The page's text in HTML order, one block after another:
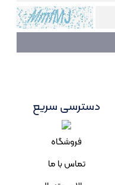
دسترسی سریع
فروشگاه
تماس با ما